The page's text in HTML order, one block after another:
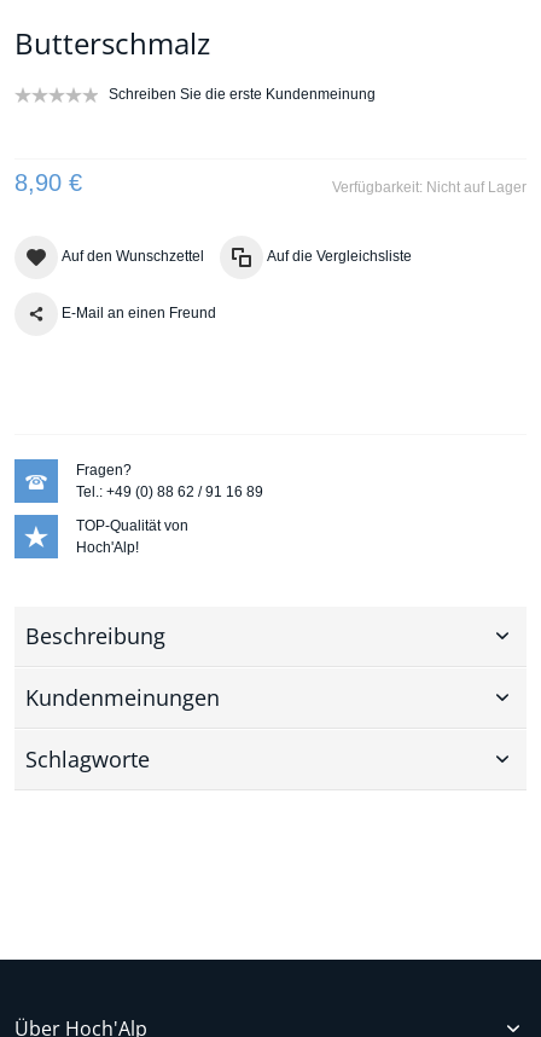
Butterschmalz
Schreiben Sie die erste Kundenmeinung
Verfügbarkeit: Nicht auf Lager
8,90 €
Auf den Wunschzettel Auf die Vergleichsliste
E-Mail an einen Freund
Fragen?
Tel.: +49 (0) 88 62 / 91 16 89
TOP-Qualität von
Hoch'Alp!
Beschreibung
Kundenmeinungen
Schlagworte
Über Hoch'Alp